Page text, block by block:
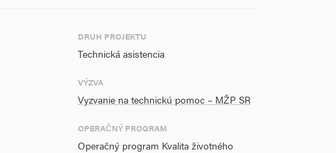
DRUH PROJEKTU
Technická asistencia
VÝZVA
Vyzvanie na technickú pomoc – MŽP SR
OPERAČNÝ PROGRAM
Operačný program Kvalita životného